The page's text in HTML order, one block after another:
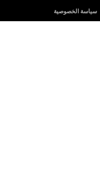
سياسة الخصوصية